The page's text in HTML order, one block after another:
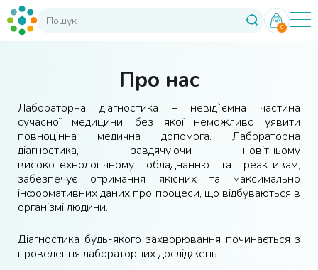
0
Про нас
Лабораторна діагностика – невід`ємна частина
сучасної медицини, без якої неможливо уявити
повноцінна медична допомога. Лабораторна
діагностика, завдячуючи новітньому
високотехнологічному обладнанню та реактивам,
забезпечує отримання якісних та максимально
інформативних даних про процеси, що відбуваються в
організмі людини.
Діагностика будь-якого захворювання починається з
проведення лабораторних досліджень.